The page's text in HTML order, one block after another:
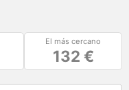
El más cercano
132 €